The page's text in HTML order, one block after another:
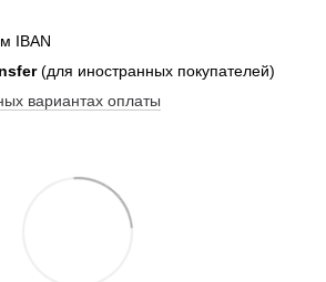
IBAN
(для иностранных покупателей)
вариантах оплаты